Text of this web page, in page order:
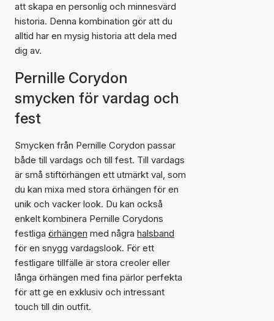
att skapa en personlig och minnesvärd
historia. Denna kombination gör att du
alltid har en mysig historia att dela med
dig av.
Pernille Corydon
smycken för vardag och
fest
Smycken från Pernille Corydon passar
både till vardags och till fest. Till vardags
är små stiftörhängen ett utmärkt val, som
du kan mixa med stora örhängen för en
unik och vacker look. Du kan också
enkelt kombinera Pernille Corydons
festliga örhängen med några halsband
för en snygg vardagslook. För ett
festligare tillfälle är stora creoler eller
långa örhängen med fina pärlor perfekta
för att ge en exklusiv och intressant
touch till din outfit.